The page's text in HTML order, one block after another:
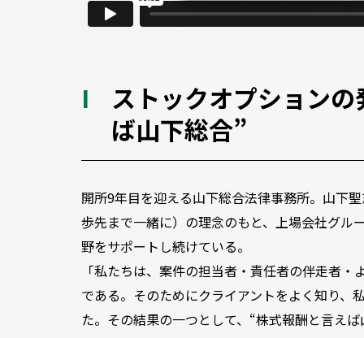
ストックオプション
ば山下総合”
開所9年目を迎える山下総合法律事務所。山下
歩先まで一緒に）の理念のもと、上場会社グル
野をサポートし続けている。
「私たちは、案件の担当者・責任者の伴走者
である。そのためにクライアントをよく知り、
た。その結果の一つとして、“株式報酬と言え